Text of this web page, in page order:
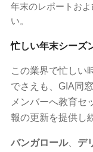
年末のレポートお
い。
忙しい年末シーズ
この業界で忙しい
でさえも、GIA同
メンバーへ教育セ
報の更新を提供し
バンガロール、 デ